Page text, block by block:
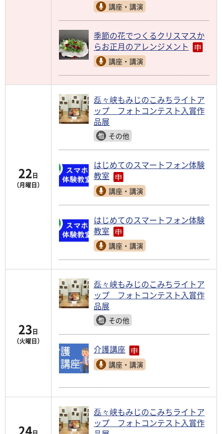
講座・講演
季節の花でつくるクリスマスか
らお正月のアレンジメント
講座・講演
22日
（月曜日）
磊々峡もみじのこみちライトア
ップ フォトコンテスト入賞作
品展
その他
はじめてのスマートフォン体験
教室
講座・講演
はじめてのスマートフォン体験
教室
講座・講演
23日
（火曜日）
磊々峡もみじのこみちライトア
ップ フォトコンテスト入賞作
品展
その他
介護講座
講座・講演
24
磊々峡もみじのこみちライトア
ップ フォトコンテスト入賞作